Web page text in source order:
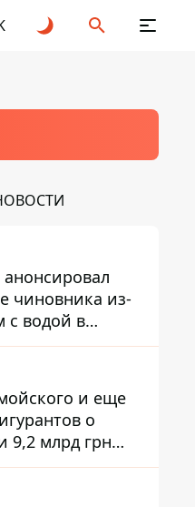
чиновника из-
с водой в
и еще
о
9,2 млрд грн
направили в